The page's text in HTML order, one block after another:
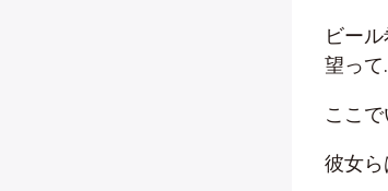
ビー
望っ
ここ
彼女